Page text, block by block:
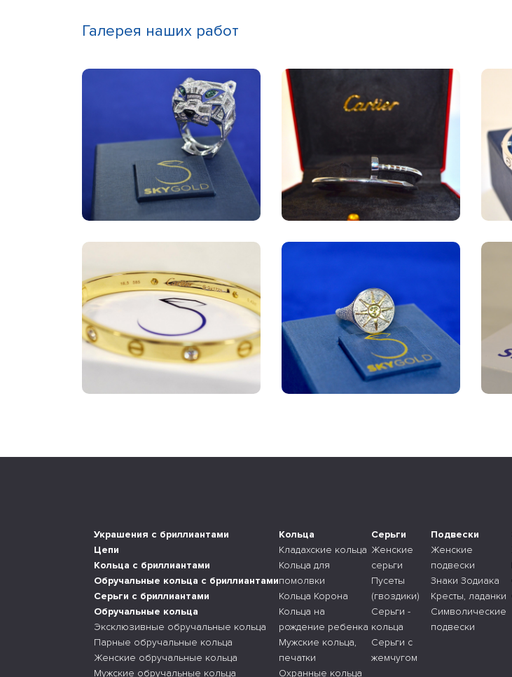
Галерея наших работ
Украшения с бриллиантами
Цепи
Кольца с бриллиантами
Обручальные кольца с бриллиантами
Серьги с бриллиантами
Обручальные кольца
Эксклюзивные обручальные кольца
Парные обручальные кольца
Женские обручальные кольца
Мужские обручальные кольца
Кольца
Кладахские кольца
Кольца для
помолвки
Кольца Корона
Кольца на
рождение ребенка
Мужские кольца,
печатки
Охранные кольца
Серьги
Женские
серьги
Пусеты
(гвоздики)
Серьги -
кольца
Серьги с
жемчугом
Подвески
Женские
подвески
Знаки Зодиака
Кресты, ладанки
Символические
подвески